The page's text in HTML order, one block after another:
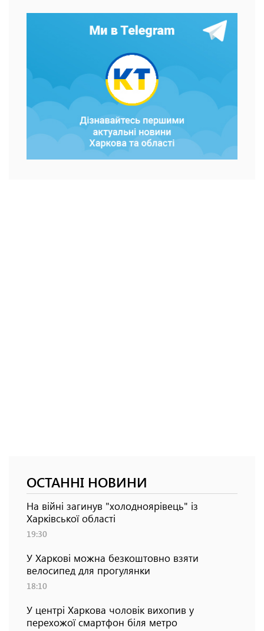
ОСТАННІ НОВИНИ
На війні загинув "холодноярівець" із
Харківської області
19:30
У Харкові можна безкоштовно взяти
велосипед для прогулянки
18:10
У центрі Харкова чоловік вихопив у
перехожої смартфон біля метро